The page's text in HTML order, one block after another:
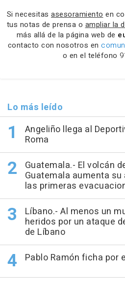
Si necesitas asesoramiento en
tus notas de prensa o ampliar la
más allá de la página web de
contacto con nosotros en
o en el teléfono
Lo más leído
Angeliño llega al
Roma
Guatemala.- El volcán
Guatemala aumenta
las primeras
Líbano.- Al menos un
heridos por un ataque
de Líbano
Pablo Ramón ficha por